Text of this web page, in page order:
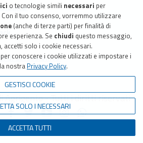
o tecnologie simili necessari per
il tuo consenso, vorremmo utilizzare
(anche di terze parti) per finalità di
esperienza. Se chiudi questo messaggio,
accetti solo i cookie necessari.
conoscere i cookie utilizzati e impostare i
nostra Privacy Policy.
GESTISCI COOKIE
SOLO I NECESSARI
ACCETTA TUTTI
di accessibilita'
Agrigento - Tutti i diritti riservati